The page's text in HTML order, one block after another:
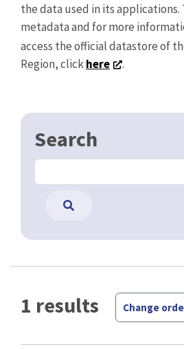
the data used in its applications.
metadata and for more
access the official datastore of
Region, clickhere .
Search
1 results Change